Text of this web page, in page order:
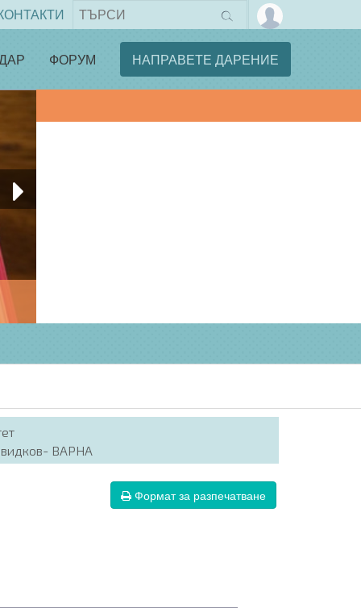
ФОРУМ НАПРАВЕТЕ ДАРЕНИЕ
ВАРНА
Формат за разпечатване